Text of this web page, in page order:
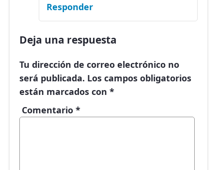
Responder
Deja una respuesta
Tu dirección de correo electrónico no
será publicada. Los campos obligatorios
están marcados con *
Comentario *